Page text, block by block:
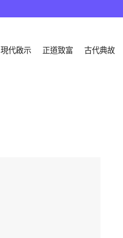
現代啟示 正道致富 古代典故